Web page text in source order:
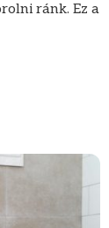
ránk. Ez a